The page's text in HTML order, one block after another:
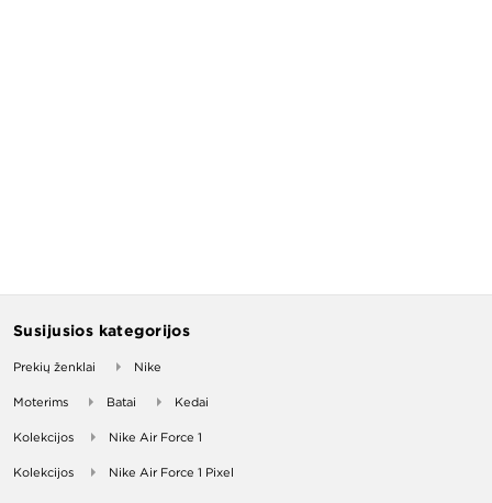
Susijusios kategorijos
Prekių ženklai Nike
Moterims Batai Kedai
Kolekcijos Nike Air Force 1
Kolekcijos Nike Air Force 1 Pixel